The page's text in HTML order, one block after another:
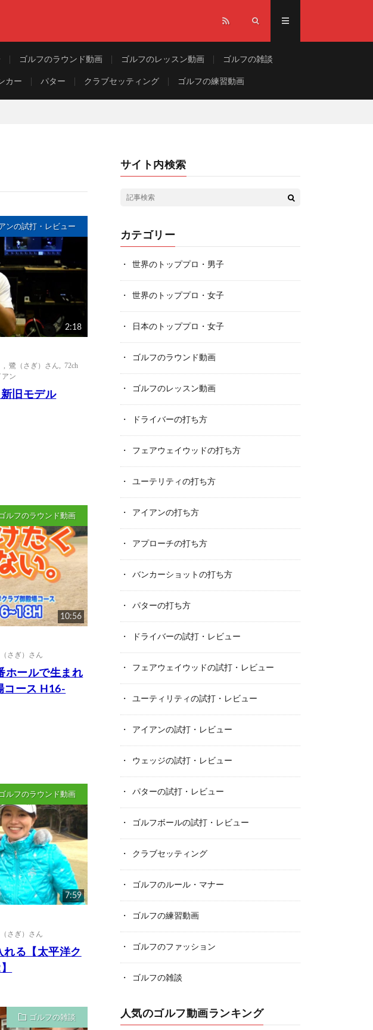
ゴルフのラウンド動画 ゴルフのレッスン動画 ゴルフの雑談
カー パター クラブセッティング ゴルフの練習動画
ンの試打・レビュー
2:18
,鷺（さぎ）さん ,72ch
アン
旧モデル
ルフのラウンド動画
10:56
さぎ）さん
ホールで生まれ
コース H16-
ルフのラウンド動画
7:59
さぎ）さん
る【太平洋ク
ゴルフの雑談
サイト内検索
カテゴリー
世界のトッププロ・男子
世界のトッププロ・女子
日本のトッププロ・女子
ゴルフのラウンド動画
ゴルフのレッスン動画
ドライバーの打ち方
フェアウェイウッドの打ち方
ユーテリティの打ち方
アイアンの打ち方
アプローチの打ち方
バンカーショットの打ち方
パターの打ち方
ドライバーの試打・レビュー
フェアウェイウッドの試打・レビュー
ユーティリティの試打・レビュー
アイアンの試打・レビュー
ウェッジの試打・レビュー
パターの試打・レビュー
ゴルフボールの試打・レビュー
クラブセッティング
ゴルフのルール・マナー
ゴルフの練習動画
ゴルフのファッション
ゴルフの雑談
人気のゴルフ動画ランキング